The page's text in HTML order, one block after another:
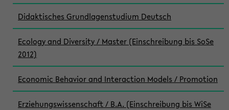
Didaktisches Grundlagenstudium Deutsch
Ecology and Diversity / Master (Einschreibung bis SoSe
2012)
Economic Behavior and Interaction Models / Promotion
Erziehungswissenschaft / B.A. (Einschreibung bis WiSe